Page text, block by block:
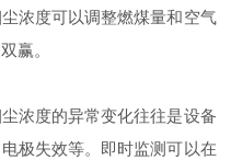
浓度可以调整燃煤量和空气
赢。
度的异常变化往往是设备
极失效等。即时监测可以在